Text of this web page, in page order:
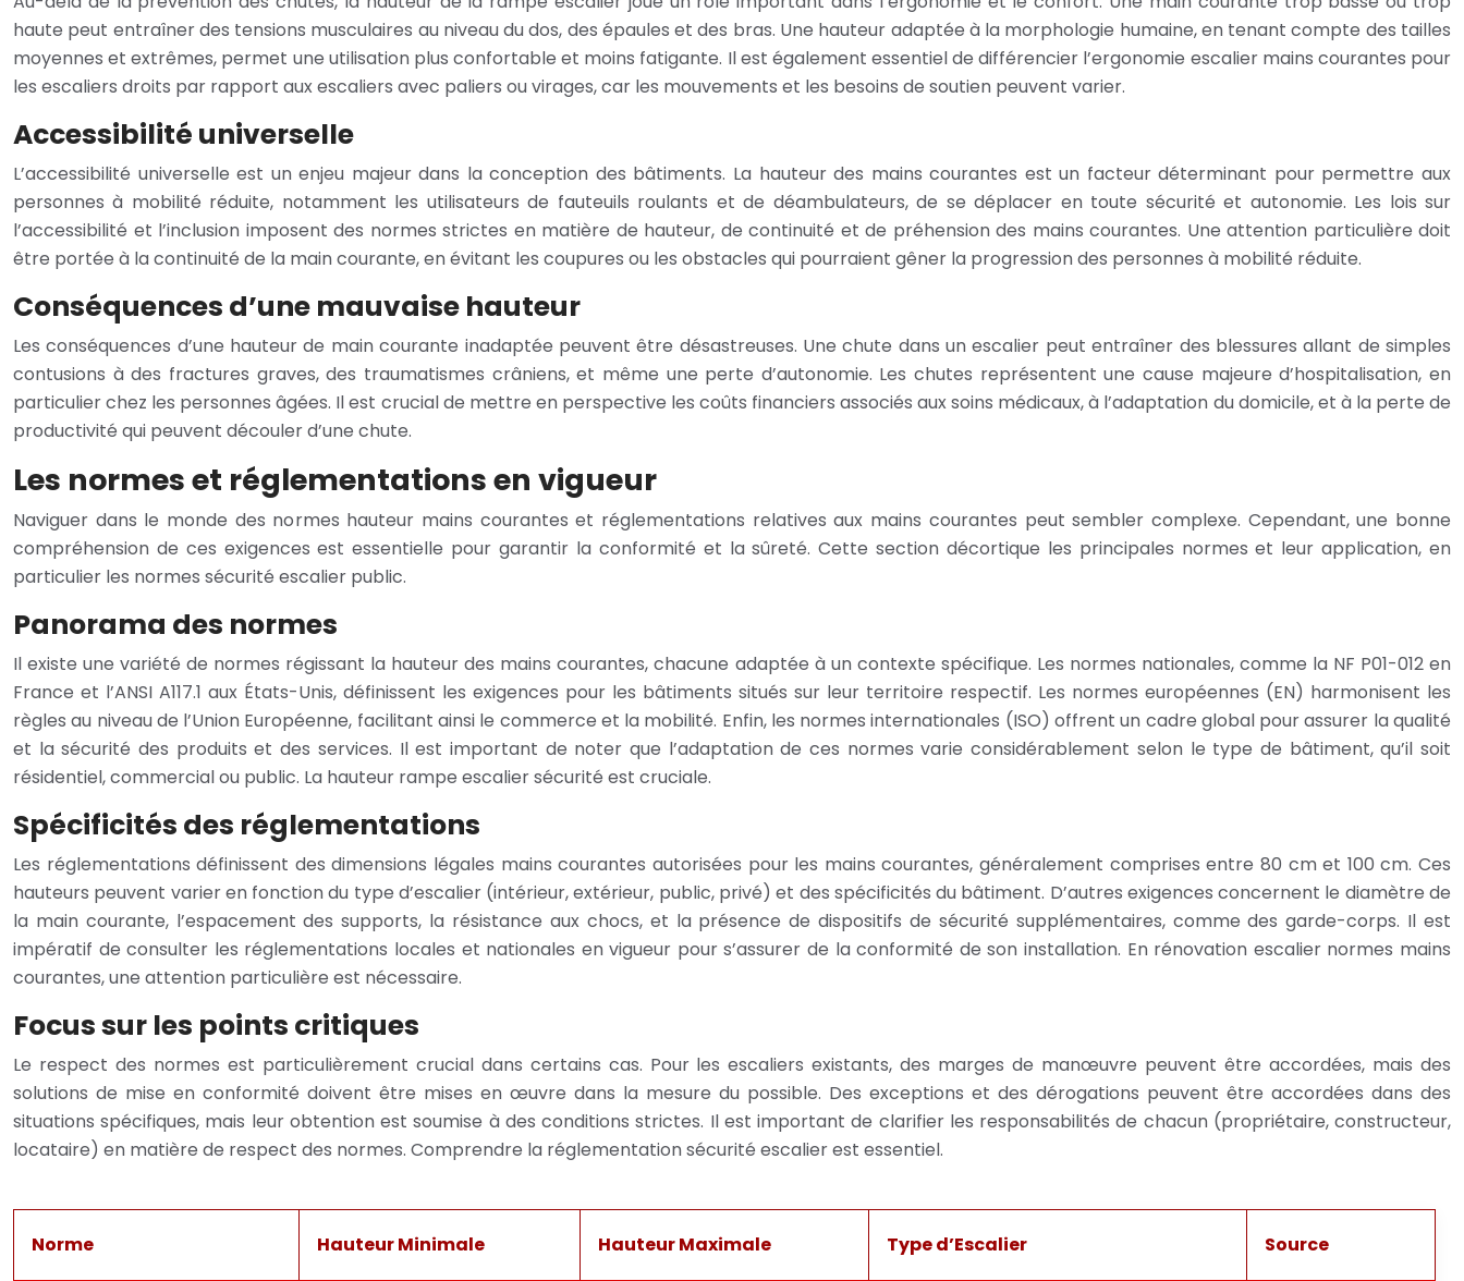
haute peut entraîner des tensions musculaires au niveau du dos, des épaules et des bras. Une hauteur adaptée à la morphologie humaine, en tenant compte des tailles
moyennes et extrêmes, permet une utilisation plus confortable et moins fatigante. Il est également essentiel de différencier l’ergonomie escalier mains courantes pour
les escaliers droits par rapport aux escaliers avec paliers ou virages, car les mouvements et les besoins de soutien peuvent varier.
Accessibilité universelle
L’accessibilité universelle est un enjeu majeur dans la conception des bâtiments. La hauteur des mains courantes est un facteur déterminant pour permettre aux
personnes à mobilité réduite, notamment les utilisateurs de fauteuils roulants et de déambulateurs, de se déplacer en toute sécurité et autonomie. Les lois sur
l’accessibilité et l’inclusion imposent des normes strictes en matière de hauteur, de continuité et de préhension des mains courantes. Une attention particulière doit
être portée à la continuité de la main courante, en évitant les coupures ou les obstacles qui pourraient gêner la progression des personnes à mobilité réduite.
Conséquences d’une mauvaise hauteur
Les conséquences d’une hauteur de main courante inadaptée peuvent être désastreuses. Une chute dans un escalier peut entraîner des blessures allant de simples
contusions à des fractures graves, des traumatismes crâniens, et même une perte d’autonomie. Les chutes représentent une cause majeure d’hospitalisation, en
particulier chez les personnes âgées. Il est crucial de mettre en perspective les coûts financiers associés aux soins médicaux, à l’adaptation du domicile, et à la perte de
productivité qui peuvent découler d’une chute.
Les normes et réglementations en vigueur
Naviguer dans le monde des normes hauteur mains courantes et réglementations relatives aux mains courantes peut sembler complexe. Cependant, une bonne
compréhension de ces exigences est essentielle pour garantir la conformité et la sûreté. Cette section décortique les principales normes et leur application, en
particulier les normes sécurité escalier public.
Panorama des normes
Il existe une variété de normes régissant la hauteur des mains courantes, chacune adaptée à un contexte spécifique. Les normes nationales, comme la NF P01-012 en
France et l’ANSI A117.1 aux États-Unis, définissent les exigences pour les bâtiments situés sur leur territoire respectif. Les normes européennes (EN) harmonisent les
règles au niveau de l’Union Européenne, facilitant ainsi le commerce et la mobilité. Enfin, les normes internationales (ISO) offrent un cadre global pour assurer la qualité
et la sécurité des produits et des services. Il est important de noter que l’adaptation de ces normes varie considérablement selon le type de bâtiment, qu’il soit
résidentiel, commercial ou public. La hauteur rampe escalier sécurité est cruciale.
Spécificités des réglementations
Les réglementations définissent des dimensions légales mains courantes autorisées pour les mains courantes, généralement comprises entre 80 cm et 100 cm. Ces
hauteurs peuvent varier en fonction du type d’escalier (intérieur, extérieur, public, privé) et des spécificités du bâtiment. D’autres exigences concernent le diamètre de
la main courante, l’espacement des supports, la résistance aux chocs, et la présence de dispositifs de sécurité supplémentaires, comme des garde-corps. Il est
impératif de consulter les réglementations locales et nationales en vigueur pour s’assurer de la conformité de son installation. En rénovation escalier normes mains
courantes, une attention particulière est nécessaire.
Focus sur les points critiques
Le respect des normes est particulièrement crucial dans certains cas. Pour les escaliers existants, des marges de manœuvre peuvent être accordées, mais des
solutions de mise en conformité doivent être mises en œuvre dans la mesure du possible. Des exceptions et des dérogations peuvent être accordées dans des
situations spécifiques, mais leur obtention est soumise à des conditions strictes. Il est important de clarifier les responsabilités de chacun (propriétaire, constructeur,
locataire) en matière de respect des normes. Comprendre la réglementation sécurité escalier est essentiel.
Norme Hauteur Minimale Hauteur Maximale Type d’Escalier Source